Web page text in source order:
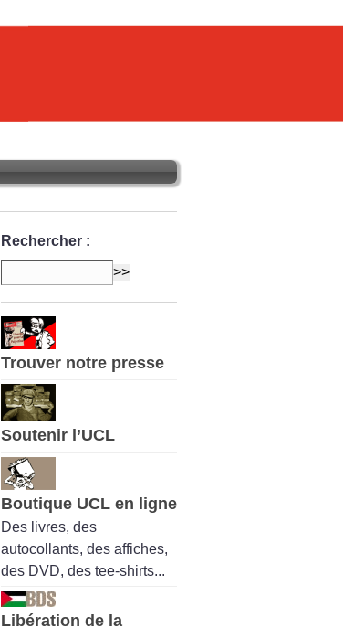
Rechercher :
Trouver notre presse
Soutenir l’UCL
Boutique UCL en ligne
Des livres, des
autocollants, des affiches,
des DVD, des tee-shirts...
Libération de la